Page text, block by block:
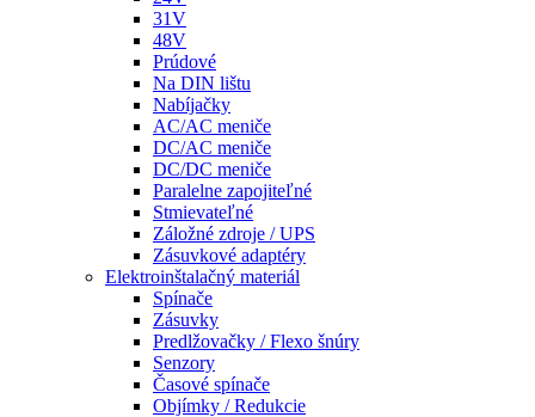
31V
48V
Prúdové
Na DIN lištu
Nabíjačky
AC/AC meniče
DC/AC meniče
DC/DC meniče
Paralelne zapojiteľné
Stmievateľné
Záložné zdroje / UPS
Zásuvkové adaptéry
Elektroinštalačný materiál
Spínače
Zásuvky
Predlžovačky / Flexo šnúry
Senzory
Časové spínače
Objímky / Redukcie